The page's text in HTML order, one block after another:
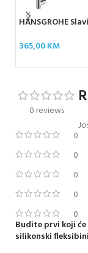
HANSGROHE
365,00KM
0 reviews
0
0
0
0
0
Budite prvi koji će
silikonski